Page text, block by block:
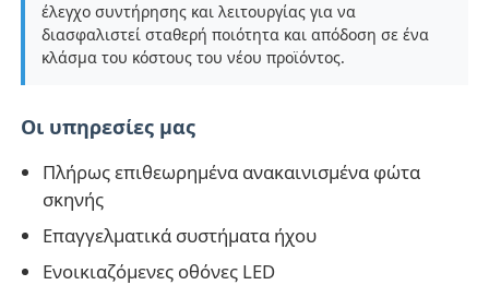
έλεγχο συντήρησης και λειτουργίας για να
διασφαλιστεί σταθερή ποιότητα και απόδοση σε ένα
κλάσμα του κόστους του νέου προϊόντος.
Οι υπηρεσίες μας
Πλήρως επιθεωρημένα ανακαινισμένα φώτα
σκηνής
Επαγγελματικά συστήματα ήχου
Ενοικιαζόμενες οθόνες LED